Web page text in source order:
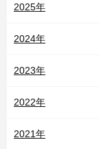
2025年
2024年
2023年
2022年
2021年